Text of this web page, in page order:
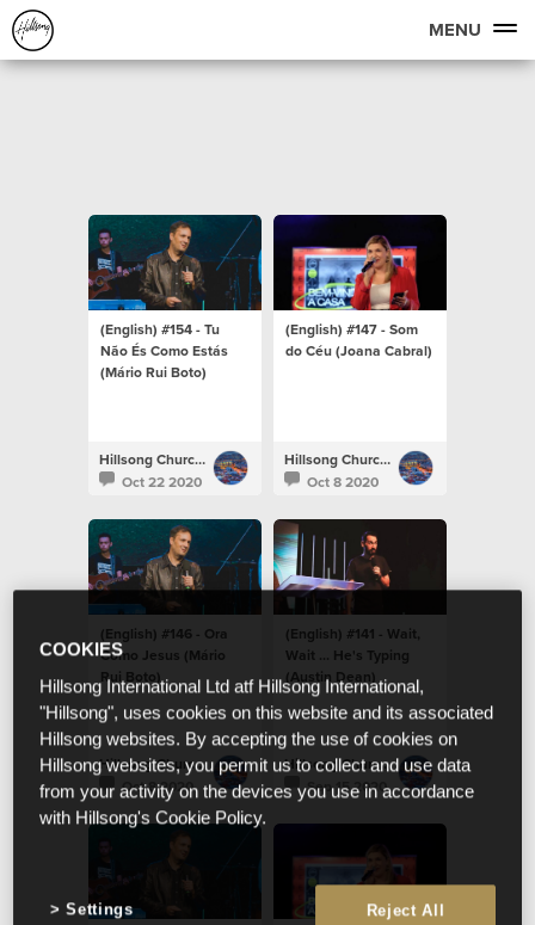
MENU
(English) #154 - Tu
Não És Como Estás
(Mário Rui Boto)
Hillsong Church Portugal
Oct 22 2020
(English) #147 - Som
do Céu (Joana Cabral)
Hillsong Church Portugal
Oct 8 2020
(English) #146 - Ora
Como Jesus (Mário
Rui Boto)
Hillsong Church Portugal
Oct 8 2020
(English) #141 - Wait,
Wait ... He's Typing
(Austin Dean)
Hillsong Church Portugal
Sep 15 2020
COOKIES
Hillsong International Ltd atf Hillsong International,
"Hillsong", uses cookies on this website and its associated
Hillsong websites. By accepting the use of cookies on
Hillsong websites, you permit us to collect and use data
from your activity on the devices you use in accordance
with Hillsong's Cookie Policy.
Reject All
Settings